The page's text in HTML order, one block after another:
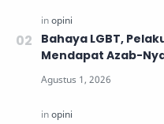
Bahaya LGBT,
Mendapat Azab-